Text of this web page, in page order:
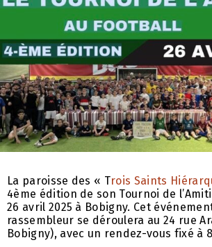
La paroisse des « Trois Saints
4ème édition de son Tournoi de
26 avril 2025 à Bobigny. Cet
rassembleur se déroulera au 24 rue
Bobigny), avec un rendez-vous fixé à